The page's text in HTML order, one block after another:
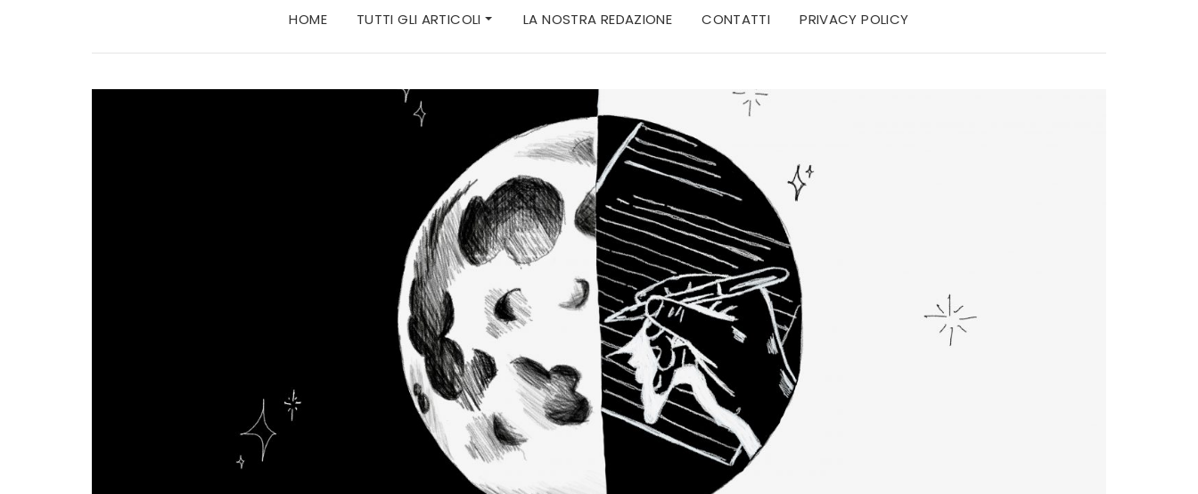
HOME TUTTI GLI ARTICOLI LA NOSTRA REDAZIONE CONTATTI PRIVACY POLICY